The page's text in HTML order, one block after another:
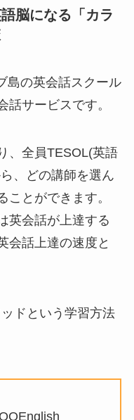
脳になる「カラ
島の英会話スクール
話サービスです。
、 全員TESOL(英語
、どの講師を選ん
ことができます。
英会話が上達する
会話上達の速度と
ドという学習方法